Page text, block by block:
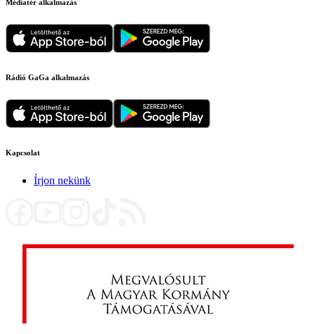
Médiatér alkalmazás
Rádió GaGa alkalmazás
Kapcsolat
Írjon nekünk